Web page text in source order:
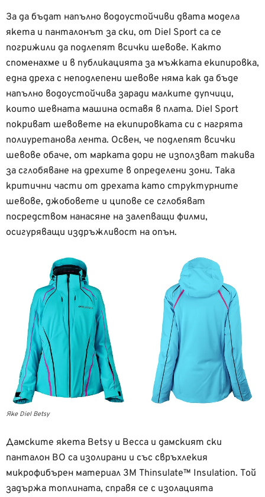
За да бъдат напълно водоустойчиви двата модела
якета и панталонът за ски, от Diel Sport са се
погрижили да подлепят всички шевове. Както
споменахме и в публикацията за мъжката екипировка,
една дреха с неподлепени шевове няма как да бъде
напълно водоустойчива заради малките дупчици,
които шевната машина оставя в плата. Diel Sport
покриват шевовете на екипировката си с нагрята
полиуретанова лента. Освен, че подлепят всички
шевове обаче, от марката дори не използват такива
за сглобяване на дрехите в определени зони. Така
критични части от дрехата като структурните
шевове, джобовете и ципове се сглобяват
посредством нанасяне на залепващи филми,
осигуряващи издръжливост на опън.
Яке Diel Betsy
Дамските якета Betsy и Becca и дамският ски
панталон BO са изолирани и със свръхлекия
микрофибърен материал 3M Thinsulate™ Insulation. Той
задържа топлината, справя се с изолацията